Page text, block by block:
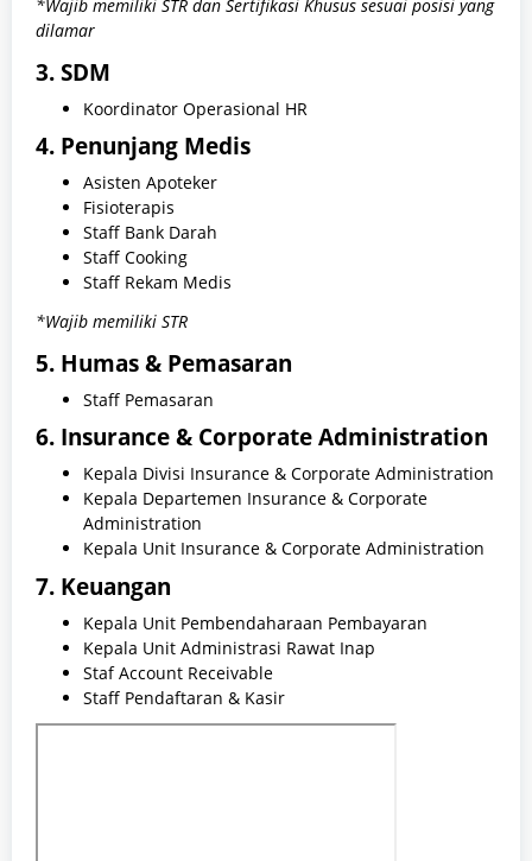
*Wajib memiliki STR dan Sertifikasi Khusus sesuai posisi yang
dilamar
3. SDM
Koordinator Operasional HR
4. Penunjang Medis
Asisten Apoteker
Fisioterapis
Staff Bank Darah
Staff Cooking
Staff Rekam Medis
*Wajib memiliki STR
5. Humas & Pemasaran
Staff Pemasaran
6. Insurance & Corporate Administration
Kepala Divisi Insurance & Corporate Administration
Kepala Departemen Insurance & Corporate
Administration
Kepala Unit Insurance & Corporate Administration
7. Keuangan
Kepala Unit Pembendaharaan Pembayaran
Kepala Unit Administrasi Rawat Inap
Staf Account Receivable
Staff Pendaftaran & Kasir